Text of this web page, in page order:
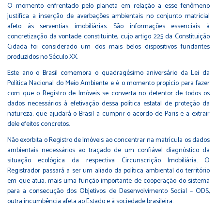
O momento enfrentado pelo planeta em relação a esse fenômeno
justifica a inserção de averbações ambientais no conjunto matricial
afeto às serventias imobiliárias. São informações essenciais à
concretização da vontade constituinte, cujo artigo 225 da Constituição
Cidadã foi considerado um dos mais belos dispositivos fundantes
produzidos no Século XX.
Este ano o Brasil comemora o quadragésimo aniversário da Lei da
Política Nacional do Meio Ambiente e é o momento propício para fazer
com que o Registro de Imóveis se converta no detentor de todos os
dados necessários à efetivação dessa política estatal de proteção da
natureza, que ajudará o Brasil a cumprir o acordo de Paris e a extrair
dele efeitos concretos.
Não exorbita o Registro de Imóveis ao concentrar na matrícula os dados
ambientais necessários ao traçado de um confiável diagnóstico da
situação ecológica da respectiva Circunscrição Imobiliária. O
Registrador passará a ser um aliado da política ambiental do território
em que atua, mais uma função importante de cooperação do sistema
para a consecução dos Objetivos de Desenvolvimento Social – ODS,
outra incumbência afeta ao Estado e à sociedade brasileira.